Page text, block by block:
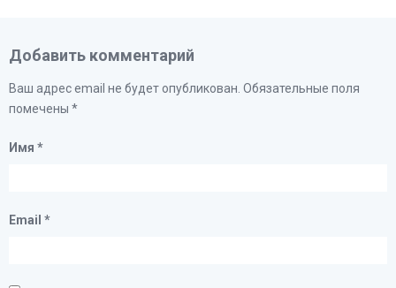
Добавить комментарий
Ваш адрес email не будет опубликован. Обязательные поля
помечены *
Имя *
Email *